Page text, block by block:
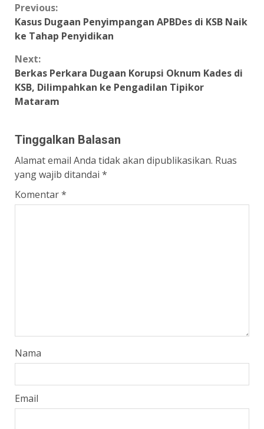
Continue
Reading
Previous:
Kasus Dugaan Penyimpangan APBDes di KSB Naik
ke Tahap Penyidikan
Next:
Berkas Perkara Dugaan Korupsi Oknum Kades di
KSB, Dilimpahkan ke Pengadilan Tipikor
Mataram
Tinggalkan Balasan
Alamat email Anda tidak akan dipublikasikan. Ruas
yang wajib ditandai *
Komentar*
Nama
Email